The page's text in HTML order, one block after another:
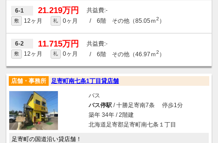
6-1 21.219万円 -
敷 12ヶ月 礼 0ヶ月 / 6階 その他（85.05ｍ2 ）
6-2 11.715万円 -
敷 12ヶ月 礼 0ヶ月 / 6階 その他（46.97ｍ2 ）
店舗・事務所 足寄町南七条1丁目貸店舗
バス
バス停駅/ 十勝足寄南7条 停歩1分
築年 34年 / 2階建
北海道足寄郡足寄町南七条１丁目
足寄町の国道沿い貸店舗！